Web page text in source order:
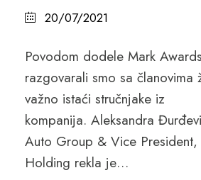
20/07/2021
Povodom dodele Mark
razgovarali smo sa članovima
važno istaći stručnjake iz
kompanija. Aleksandra
Auto Group & Vice President,
Holding rekla je…